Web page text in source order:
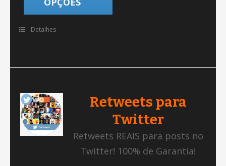
Detalhes
Retweets para
Twitter
Retweets REAIS para posts no
Twitter! 100% de Garantia!